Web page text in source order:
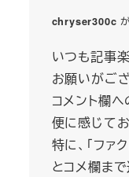
chryser300c
いつも記事
お願いがご
コメント欄
便に感じてお
特に、「ファ
とコメ欄まで